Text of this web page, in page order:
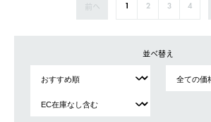
前へ 1 2 3 4
並べ替え